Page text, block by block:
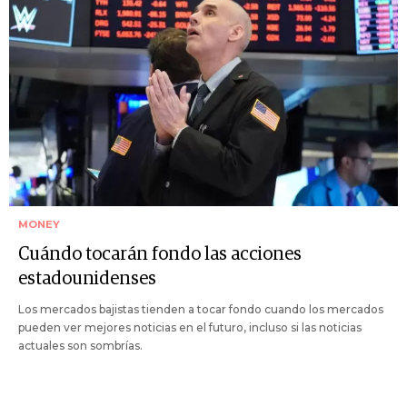
MONEY
Cuándo tocarán fondo las acciones
estadounidenses
Los mercados bajistas tienden a tocar fondo cuando los mercados
pueden ver mejores noticias en el futuro, incluso si las noticias
actuales son sombrías.